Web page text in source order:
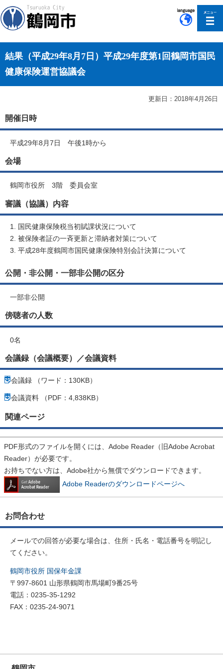
結果（平成29年8月7日）平成29年度第1回鶴岡市国民
健康保険運営協議会
更新日：2018年4月26日
開催日時
平成29年8月7日 午後1時から
会場
鶴岡市役所 3階 委員会室
審議（協議）内容
国民健康保険税当初賦課状況について
被保険者証の一斉更新と滞納者対策について
平成28年度鶴岡市国民健康保険特別会計決算について
公開・非公開・一部非公開の区分
一部非公開
傍聴者の人数
0名
会議録（会議概要）／会議資料
会議録 （ワード：130KB）
会議資料 （PDF：4,838KB）
関連ページ
PDF形式のファイルを開くには、Adobe Reader（旧Adobe Acrobat
Reader）が必要です。
お持ちでない方は、Adobe社から無償でダウンロードできます。
Adobe Readerのダウンロードページへ
お問合わせ
メールでの回答が必要な場合は、住所・氏名・電話番号を明記し
てください。
鶴岡市役所 国保年金課
〒997-8601 山形県鶴岡市馬場町9番25号
電話：0235-35-1292
FAX：0235-24-9071